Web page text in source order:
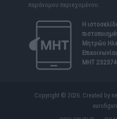
παράνομου περιεχομένου.
Η
Μητρώο
ΜΗΤ
Copyright © 2026. Created by